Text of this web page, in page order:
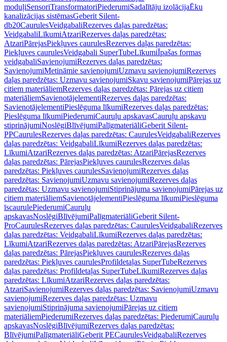
moduļiSensoriTransformatoriPiederumiSadalītāju izolācijaĒku
kanalizācijas sistēmasGeberit Silent-
db20CaurulesVeidgabaliRezerves daļas paredzētas:
VeidgabaliLīkumiAtzariRezerves daļas paredzētas:
AtzariPārejasPiekļuves caurulesRezerves daļas paredzētas:
Piekļuves caurulesVeidgabali SuperTubeLīkumiĪpašas formas
veidgabaliSavienojumiRezerves daļas paredzētas:
SavienojumiMetināmie savienojumiUzmavu savienojumiRezerves
daļas paredzētas: Uzmavu savienojumiSkavu savienojumiPārejas uz
citiem materiāliemRezerves daļas paredzētas: Pārejas uz citiem
materiāliemSavienotājelementiRezerves daļas paredzētas:
SavienotājelementiPieslēguma līkumiRezerves daļas paredzētas:
Pieslēguma līkumiPiederumiCauruļu apskavasCauruļu apskavu
stiprinājumiNoslēgiBlīvējumiPalīgmateriāliGeberit Silent-
PPCaurulesRezerves daļas paredzētas: CaurulesVeidgabaliRezerves
daļas paredzētas: VeidgabaliLīkumiRezerves daļas paredzētas:
LīkumiAtzariRezerves daļas paredzētas: AtzariPārejasRezerves
daļas paredzētas: PārejasPiekļuves caurulesRezerves daļas
paredzētas: Piekļuves caurulesSavienojumiRezerves daļas
paredzētas: SavienojumiUzmavu savienojumiRezerves daļas
paredzētas: Uzmavu savienojumiStiprinājuma savienojumiPārejas uz
citiem materiāliemSavienotājelementiPieslēguma līkumiPieslēguma
īscaurulePiederumiCauruļu
apskavasNoslēgiBlīvējumiPalīgmateriāliGeberit Silent-
ProCaurulesRezerves daļas paredzētas: CaurulesVeidgabaliRezerves
daļas paredzētas: VeidgabaliLīkumiRezerves daļas paredzētas:
LīkumiAtzariRezerves daļas paredzētas: AtzariPārejasRezerves
daļas paredzētas: PārejasPiekļuves caurulesRezerves daļas
paredzētas: Piekļuves caurulesProfildetaļas SuperTubeRezerves
daļas paredzētas: Profildetaļas SuperTubeLīkumiRezerves daļas
paredzētas: LīkumiAtzariRezerves daļas paredzētas:
AtzariSavienojumiRezerves daļas paredzētas: SavienojumiUzmavu
savienojumiRezerves daļas paredzētas: Uzmavu
savienojumiStiprinājuma savienojumiPārejas uz citiem
materiāliemPiederumiRezerves daļas paredzētas: PiederumiCauruļu
apskavasNoslēgiBlīvējumiRezerves daļas paredzētas:
BlīvējumiPalīgmateriāliGeberit PECaurulesVeidgabaliRezerves